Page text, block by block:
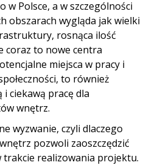
w Polsce, a w szczególności
obszarach wygląda jak wielki
rosnąca ilość
coraz to nowe centra
miejsca w pracy i
to również
i ciekawą pracę dla
wnętrz.
wyzwanie, czyli dlaczego
pozwoli zaoszczędzić
trakcie realizowania projektu.